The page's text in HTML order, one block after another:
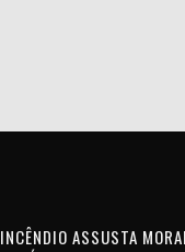
INCÊNDIO ASSUSTA